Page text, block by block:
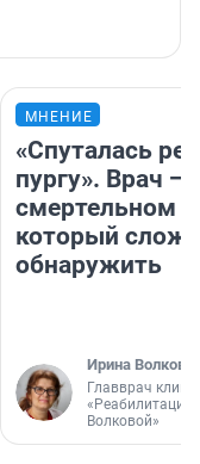
МНЕНИЕ
«Спуталась
пургу». Врач —
смертельном
который
обнаружить
Ирина Волкова
Главврач
«Реабилитация
Волковой»